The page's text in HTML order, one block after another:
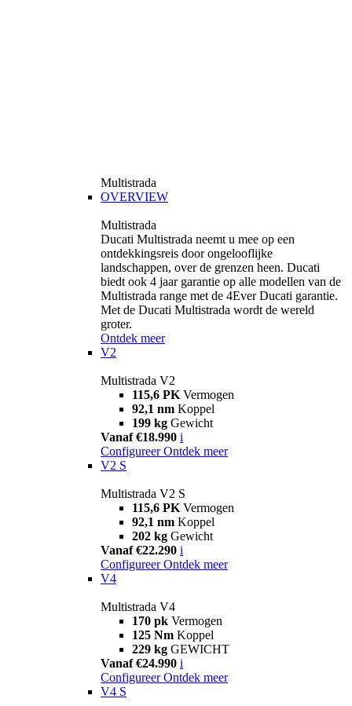
Multistrada
OVERVIEW
Multistrada
Ducati Multistrada neemt u mee op een
ontdekkingsreis door ongelooflijke
landschappen, over de grenzen heen. Ducati
biedt ook 4 jaar garantie op alle modellen van de
Multistrada range met de 4Ever Ducati garantie.
Met de Ducati Multistrada wordt de wereld
groter.
Ontdek meer
V2
Multistrada V2
115,6 PK Vermogen
92,1 nm Koppel
199 kg Gewicht
Vanaf €18.990 i
Configureer Ontdek meer
V2 S
Multistrada V2 S
115,6 PK Vermogen
92,1 nm Koppel
202 kg Gewicht
Vanaf €22.290 i
Configureer Ontdek meer
V4
Multistrada V4
170 pk Vermogen
125 Nm Koppel
229 kg GEWICHT
Vanaf €24.990 i
Configureer Ontdek meer
V4 S